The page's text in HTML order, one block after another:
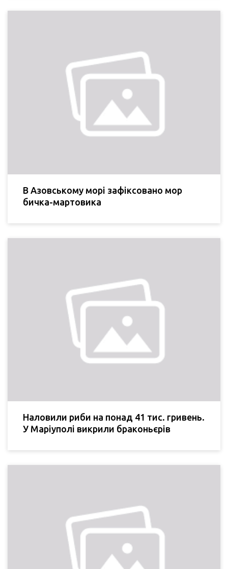
В Азовському морі зафіксовано мор
бичка-мартовика
Наловили риби на понад 41 тис. гривень.
У Маріуполі викрили браконьєрів